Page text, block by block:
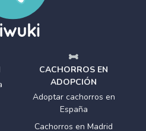
CACHORROS EN
ADOPCIÓN
Adoptar cachorros en
España
Cachorros en Madrid